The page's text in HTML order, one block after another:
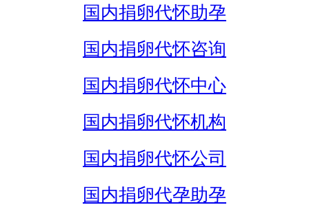
国内捐卵代怀助孕
国内捐卵代怀咨询
国内捐卵代怀中心
国内捐卵代怀机构
国内捐卵代怀公司
国内捐卵代孕助孕